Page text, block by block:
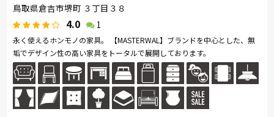
鳥取県倉吉市堺町 ３丁目３８
4.0 1
永く使えるホンモノの家具。 【MASTERWAL】ブランドを中心とした、無
垢でデザイン性の高い家具をトータルで展開しております。